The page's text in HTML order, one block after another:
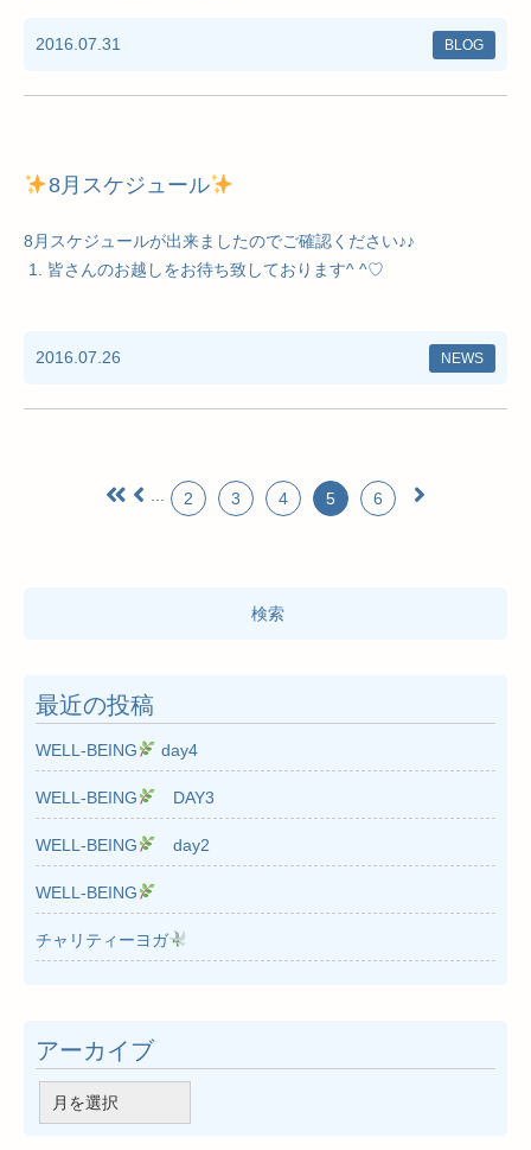
2016.07.31 BLOG
8月スケジュール
8月スケジュールが出来ましたのでご確認ください♪♪
皆さんのお越しをお待ち致しております^ ^♡
2016.07.26 NEWS
2 3 4 5 6
最近の投稿
WELL-BEING day4
WELL-BEING DAY3
WELL-BEING day2
WELL-BEING
チャリティーヨガ
アーカイブ
ー